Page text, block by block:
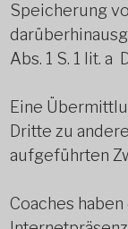
Speicherung
Abs. 1 S. 1 lit. a
Eine
Dritte zu
aufgeführten
Coaches